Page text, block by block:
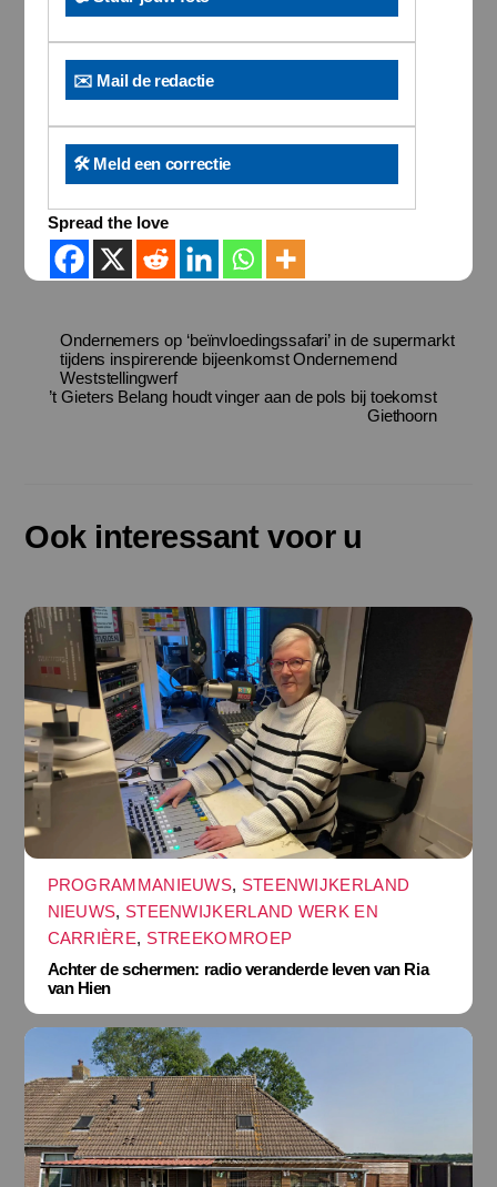
✉️ Mail de redactie
🛠️ Meld een correctie
Spread the love
Ondernemers op ‘beïnvloedingssafari’ in de supermarkt
tijdens inspirerende bijeenkomst Ondernemend
Weststellingwerf
’t Gieters Belang houdt vinger aan de pols bij toekomst
Giethoorn
Ook interessant voor u
PROGRAMMANIEUWS, STEENWIJKERLAND
NIEUWS, STEENWIJKERLAND WERK EN
CARRIÈRE, STREEKOMROEP
Achter de schermen: radio veranderde leven van Ria
van Hien